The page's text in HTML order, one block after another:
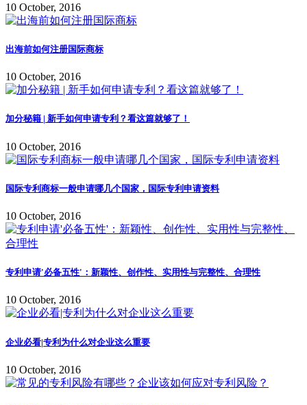
10 October, 2016
出海前如何注册国际商标
10 October, 2016
加分秘籍 | 新手如何申请专利？看这篇就够了！
10 October, 2016
国际专利商标一般申请哪几个国家，国际专利申请资料
10 October, 2016
专利申请'必备五性'：新颖性、创作性、实用性与完整性、合理性
10 October, 2016
企业必看|专利为什么对企业这么重要
10 October, 2016